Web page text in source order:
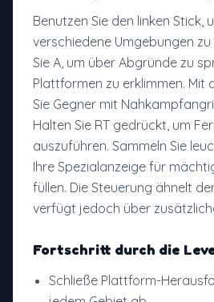
Benutzen Sie den linken Stick,
verschiedene Umgebungen
Sie A, um über Abgründe zu
Plattformen zu erklimmen. Mit
Sie Gegner mit
Halten Sie RT gedrückt, um
auszuführen. Sammeln Sie
Ihre Spezialanzeige für
füllen. Die Steuerung ähnelt
verfügt jedoch über
Fortschritt durch die
Schließe Plattform-